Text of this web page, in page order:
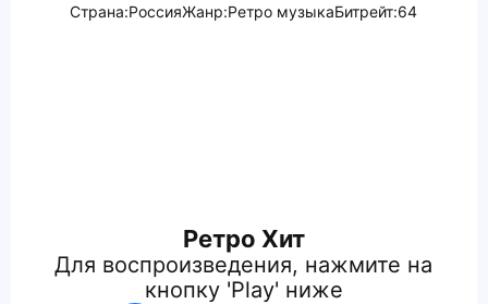
Страна:РоссияЖанр:Ретро музыкаБитрейт:64
Ретро Хит
Для воспроизведения, нажмите на
кнопку 'Play' ниже